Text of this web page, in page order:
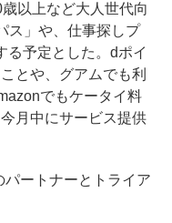
以上など大人世代向
ス」や、仕事探しプ
る予定とした。dポイ
とや、グアムでも利
でもケータイ料
月中にサービス提供
ートナーとトライア